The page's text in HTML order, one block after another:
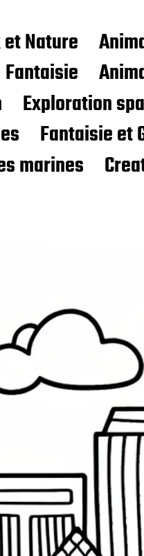
Nature
Fantaisie
Exploration
Fantaisie et
marines